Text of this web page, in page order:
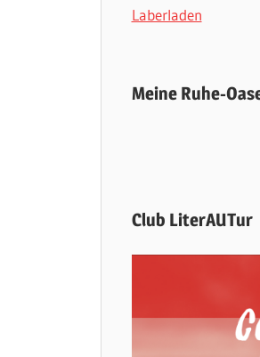
Laberladen
Meine Ruhe-
Club LiterAUTur